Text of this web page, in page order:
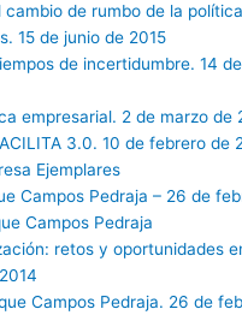
cambio de rumbo de la
15 de junio de 2015
de incertidumbre. 14
empresarial. 2 de marzo de
3.0. 10 de febrero de
Ejemplares
Campos Pedraja – 26 de
Campos Pedraja
retos y oportunidades
Campos Pedraja. 26 de